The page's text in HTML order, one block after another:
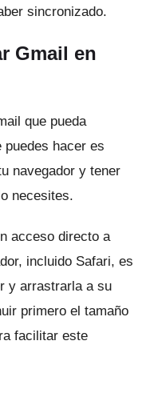
sincronizado.
Gmail en
que pueda
puedes hacer es
navegador y tener
necesites.
acceso directo a
incluido Safari, es
y arrastrarla a su
primero el tamaño
facilitar este